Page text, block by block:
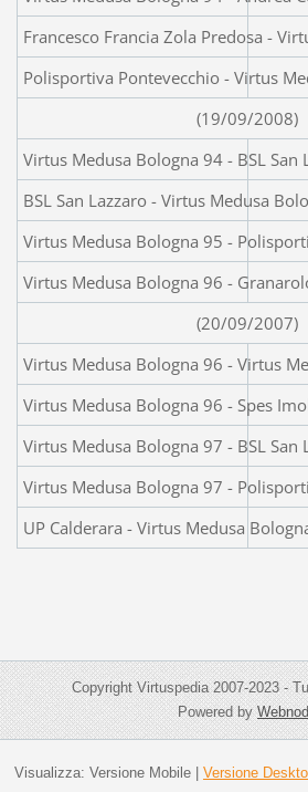
Francesco Francia Zola Predosa -
Polisportiva Pontevecchio - Virtus
(19/09/2008)
Virtus Medusa Bologna 94 - BSL San
BSL San Lazzaro - Virtus Medusa
Virtus Medusa Bologna 95 -
Virtus Medusa Bologna 96 -
(20/09/2007)
Virtus Medusa Bologna 96 - Virtus
Virtus Medusa Bologna 96 - Spes
Virtus Medusa Bologna 97 - BSL San
Virtus Medusa Bologna 97 -
UP Calderara - Virtus Medusa
Copyright Virtuspedia 2007-2023 -
Powered by
Visualizza: Versione Mobile| Versione